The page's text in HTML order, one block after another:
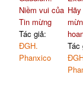
Niềm vui của
Tin mừng
Tác giả:
ĐGH.
Phanxico
Tác